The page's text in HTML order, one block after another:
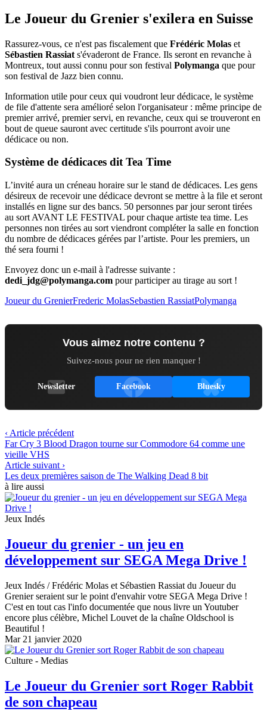
Le Joueur du Grenier s'exilera en Suisse
Rassurez-vous, ce n'est pas fiscalement que Frédéric Molas et
Sébastien Rassiat s'évaderont de France. Ils seront en revanche à
Montreux, tout aussi connu pour son festival Polymanga que pour
son festival de Jazz bien connu.
Information utile pour ceux qui voudront leur dédicace, le système
de file d'attente sera amélioré selon l'organisateur : même principe de
premier arrivé, premier servi, en revanche, ceux qui se trouveront en
bout de queue sauront avec certitude s'ils pourront avoir une
dédicace ou non.
Système de dédicaces dit Tea Time
L’invité aura un créneau horaire sur le stand de dédicaces. Les gens
désireux de recevoir une dédicace devront se mettre à la file et seront
installés en ligne sur des bancs. 50 personnes par jour seront tirées
au sort AVANT LE FESTIVAL pour chaque artiste tea time. Les
personnes non tirées au sort viendront compléter la salle en fonction
du nombre de dédicaces gérées par l’artiste. Pour les premiers, un
thé sera fourni !
Envoyez donc un e-mail à l'adresse suivante :
dedi_jdg@polymanga.com pour participer au tirage au sort !
Joueur du GrenierFrederic MolasSebastien RassiatPolymanga
Vous aimez notre contenu ?
Suivez-nous pour ne rien manquer !
Newsletter Facebook Bluesky
‹ Article précédent
Far Cry 3 Blood Dragon tourne sur Commodore 64 comme une
vieille VHS
Article suivant ›
Les deux premières saison de The Walking Dead 8 bit
à lire aussi
Jeux Indés
Joueur du grenier - un jeu en
développement sur SEGA Mega Drive !
Jeux Indés / Frédéric Molas et Sébastien Rassiat du Joueur du
Grenier seraient sur le point d'envahir votre SEGA Mega Drive !
C'est en tout cas l'info documentée que nous livre un Youtuber
encore plus célèbre, Michel Louvet de la chaîne Oldschool is
Beautiful !
Mar 21 janvier 2020
Culture - Medias
Le Joueur du Grenier sort Roger Rabbit
de son chapeau